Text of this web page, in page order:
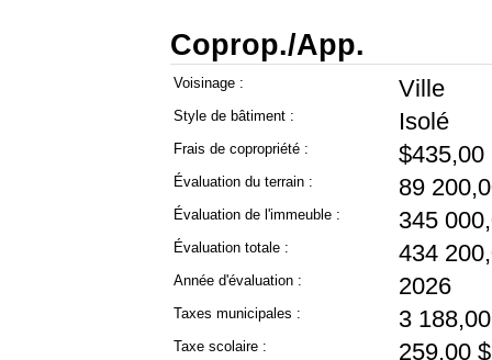
Coprop./App.
Voisinage : Ville
Style de bâtiment : Isolé
Frais de copropriété : $435,00
Évaluation du terrain : 89
Évaluation de l'immeuble : 345
Évaluation totale : 434
Année d'évaluation : 2026
Taxes municipales : 3
Taxe scolaire : 259,00 $